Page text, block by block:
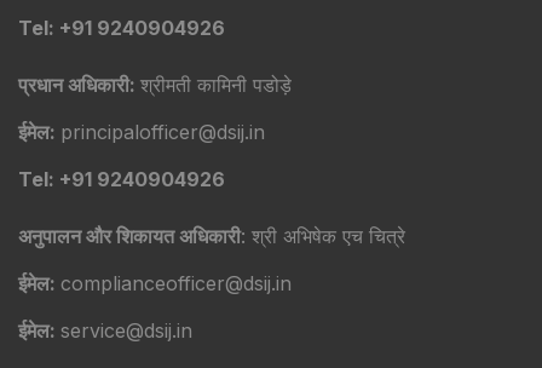
Tel: +91 9240904926
प्रधान अधिकारी: श्रीमती कामिनी पडोड़े
ईमेल: principalofficer@dsij.in
Tel: +91 9240904926
अनुपालन और शिकायत अधिकारी: श्री अभिषेक एच चित्रे
ईमेल: complianceofficer@dsij.in
ईमेल: service@dsij.in